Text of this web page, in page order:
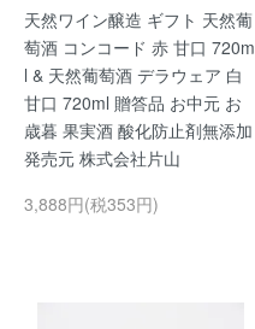
天然ワイン醸造 ギフト 天然葡
萄酒 コンコード 赤 甘口 720m
l & 天然葡萄酒 デラウェア 白
甘口 720ml 贈答品 お中元 お
歳暮 果実酒 酸化防止剤無添加
発売元 株式会社片山
3,888円(税353円)